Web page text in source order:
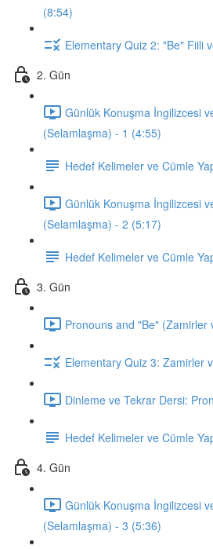
(8:54)
Elementary Quiz 2: "Be" Fiili
2. Gün
Günlük Konuşma İngilizcesi
(Selamlaşma) - 1 (4:55)
Hedef Kelimeler ve Cümle
Günlük Konuşma İngilizcesi
(Selamlaşma) - 2 (5:17)
Hedef Kelimeler ve Cümle
3. Gün
Pronouns and "Be" (Zamirler
Elementary Quiz 3: Zamirler
Dinleme ve Tekrar Dersi:
Hedef Kelimeler ve Cümle
4. Gün
Günlük Konuşma İngilizcesi
(Selamlaşma) - 3 (5:36)